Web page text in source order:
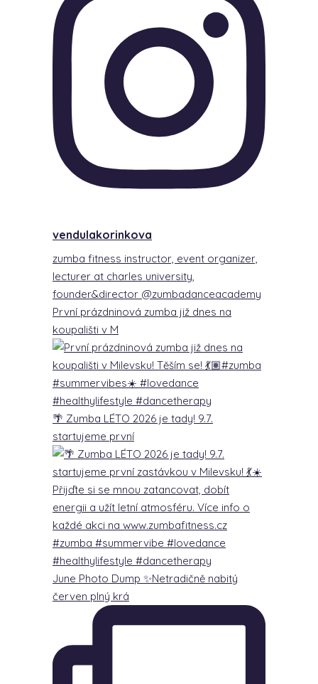
vendulakorinkova
zumba fitness instructor, event organizer,
lecturer at charles university,
founder&director @zumbadanceacademy
První prázdninová zumba již dnes na
koupališti v M
🌴 Zumba LÉTO 2026 je tady! 9.7.
startujeme první
June Photo Dump ✨Netradičně nabitý
červen plný krá